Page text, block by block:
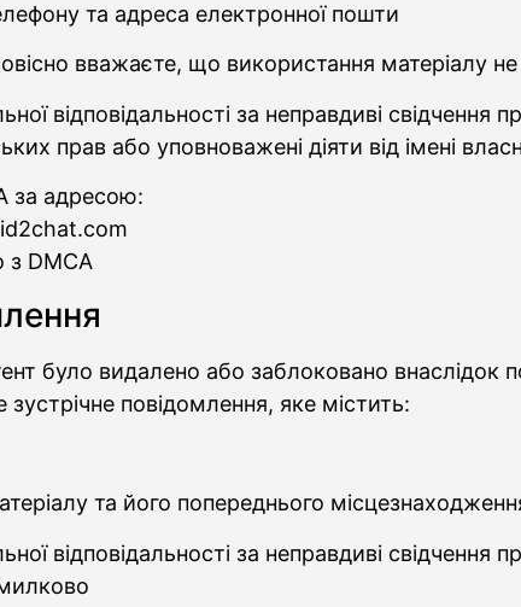
та адреса електронної пошти
вважаєте, що використання матеріалу
відповідальності за неправдиві
прав або уповноважені діяти від імені
за адресою:
з DMCA
було видалено або заблоковано внаслідок
повідомлення, яке містить:
та його попереднього
відповідальності за неправдиві